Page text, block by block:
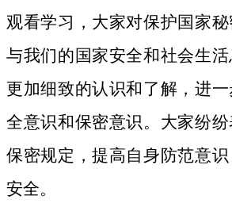
观看学习，大家对保护国家
与我们的国家安全和社会生
更加细致的认识和了解，进
全意识和保密意识。大家纷
保密规定，提高自身防范意
安全。